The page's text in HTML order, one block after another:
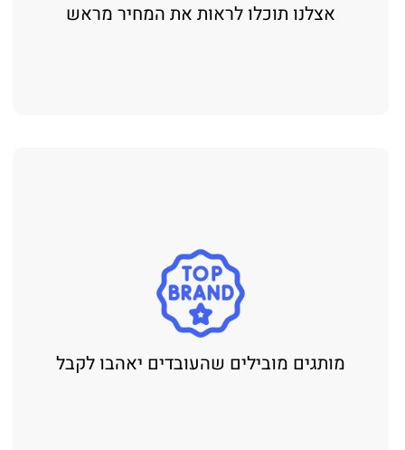
אצלנו תוכלו לראות את המחיר מראש
מותגים מובילים שהעובדים יאהבו לקבל